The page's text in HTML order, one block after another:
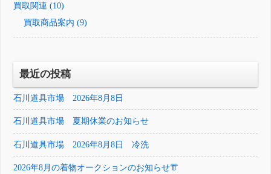
買取関連 (10)
買取商品案内 (9)
最近の投稿
石川道具市場 2026年8月8日
石川道具市場 夏期休業のお知らせ
石川道具市場 2026年8月8日 冷洗
2026年8月の着物オークションのお知らせ👘